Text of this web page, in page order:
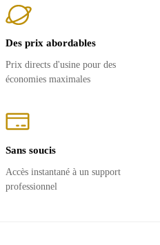
Des prix abordables
Prix ​​directs d'usine pour des
économies maximales
Sans soucis
Accès instantané à un support
professionnel